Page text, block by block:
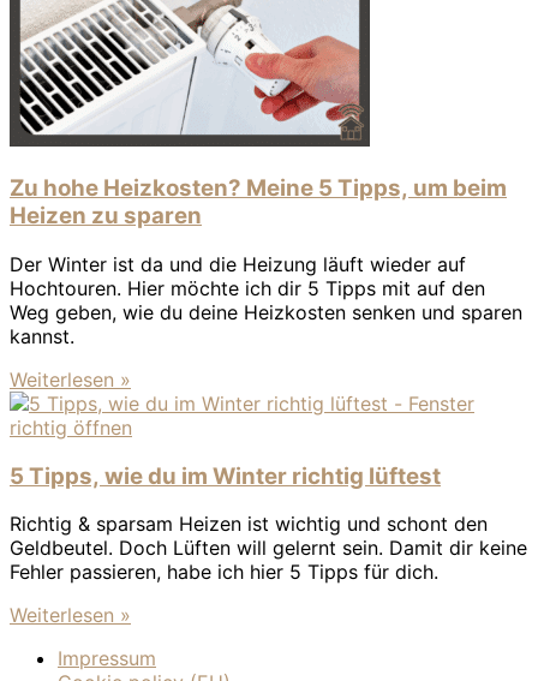
Zu hohe Heizkosten? Meine 5 Tipps, um beim
Heizen zu sparen
Der Winter ist da und die Heizung läuft wieder auf
Hochtouren. Hier möchte ich dir 5 Tipps mit auf den
Weg geben, wie du deine Heizkosten senken und sparen
kannst.
Weiterlesen »
5 Tipps, wie du im Winter richtig lüftest
Richtig & sparsam Heizen ist wichtig und schont den
Geldbeutel. Doch Lüften will gelernt sein. Damit dir keine
Fehler passieren, habe ich hier 5 Tipps für dich.
Weiterlesen »
Impressum